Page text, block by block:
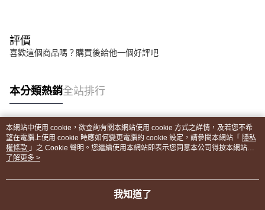
評價
喜歡這個商品嗎？購買後給他一個好評吧
本分類熱銷全站排行
熱門標籤
本網站中使用 cookie，欲查詢有關本網站使用 cookie 方式之詳情，及若您不希
望在電腦上使用 cookie 時應如何變更電腦的 cookie 設定，請參閱本網站「 隱私
權條款 」之 Cookie 聲明。您繼續使用本網站即表示您同意本公司得按本網站使
用條款之 Cookie 聲明使用 cookie。
了解更多 >
我知道了